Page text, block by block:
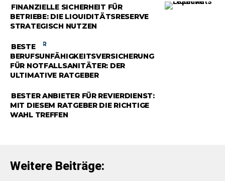
RATGEBER
FINANZIELLE SICHERHEIT FÜR
BETRIEBE: DIE LIQUIDITÄTSRESERVE
STRATEGISCH NUTZEN
RATGEBER
BESTE
BERUFSUNFÄHIGKEITSVERSICHERUNG
FÜR NOTFALLSANITÄTER: DER
ULTIMATIVE RATGEBER
RATGEBER
BESTER ANBIETER FÜR REVIERDIENST:
MIT DIESEM RATGEBER DIE RICHTIGE
WAHL TREFFEN
Weitere Beiträge: